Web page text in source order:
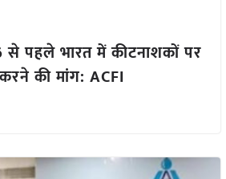
से पहले भारत में कीटनाशकों पर
की मांग: ACFI